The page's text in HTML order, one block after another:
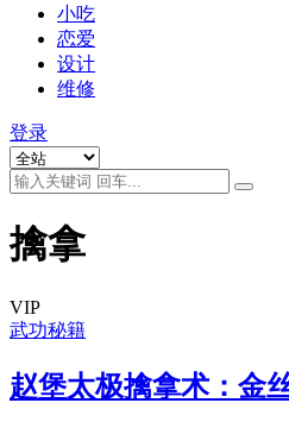
小吃
恋爱
设计
维修
登录
擒拿
VIP
武功秘籍
赵堡太极擒拿术：金